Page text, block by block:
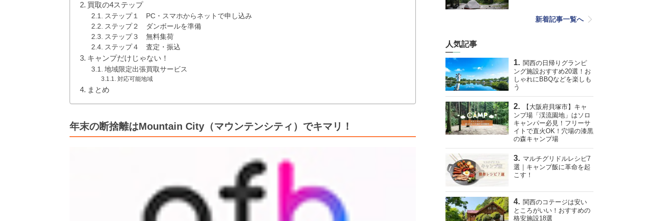
買取の4ステップ
ステップ１ PC・スマホからネットで申し込み
ステップ２ ダンボールを準備
ステップ３ 無料集荷
ステップ４ 査定・振込
キャンプだけじゃない！
地域限定出張買取サービス
対応可能地域
まとめ
年末の断捨離はMountain City（マウンテンシティ）でキマリ！
新着記事一覧へ
人気記事
関西の日帰りグランピ
ング施設おすすめ20選！お
しゃれにBBQなどを楽しも
う
【大阪府貝塚市】キャ
ンプ場「渓流園地」はソロ
キャンパー必見！フリーサ
イトで直火OK！穴場の漆黒
の森キャンプ場
マルチグリドルレシピ7
選｜キャンプ飯に革命を起
こす！
関西のコテージは安い
ところがいい！おすすめの
格安施設18選